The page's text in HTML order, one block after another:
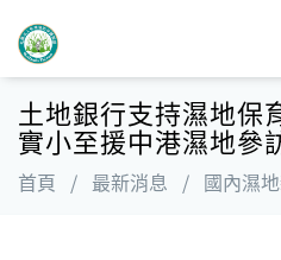
搜尋表單
土地銀行支持濕地保
實小至援中港濕地參
首頁 / 最新消息 / 國內濕